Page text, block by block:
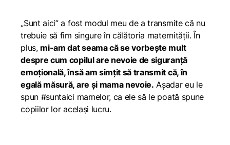
„Sunt aici” a fost modul meu de a transmite că nu
trebuie să fim singure în călătoria maternității. În
plus, mi-am dat seama că se vorbește mult
despre cum copilul are nevoie de siguranță
emoțională, însă am simțit să transmit că, în
egală măsură, are și mama nevoie. Așadar eu le
spun #suntaici mamelor, ca ele să le poată spune
copiilor lor același lucru.